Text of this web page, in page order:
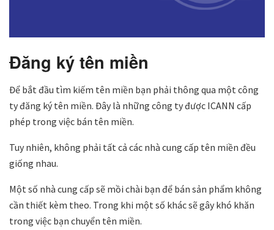
Đăng ký tên miền
Để bắt đầu tìm kiếm tên miền bạn phải thông qua một công
ty đăng ký tên miền. Đây là những công ty được ICANN cấp
phép trong việc bán tên miền.
Tuy nhiên, không phải tất cả các nhà cung cấp tên miền đều
giống nhau.
Một số nhà cung cấp sẽ mồi chài bạn để bán sản phẩm không
cần thiết kèm theo. Trong khi một số khác sẽ gây khó khăn
trong việc bạn chuyển tên miền.